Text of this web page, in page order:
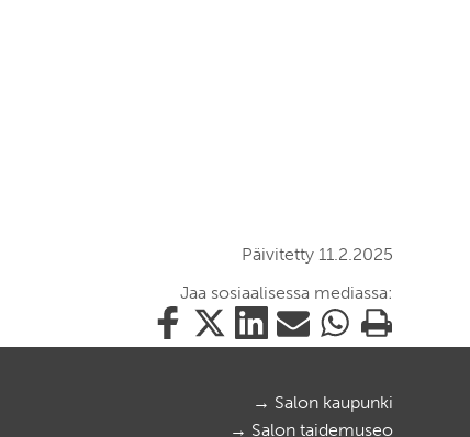
Päivitetty 11.2.2025
Jaa sosiaalisessa mediassa:
Jaa
tämä
Jaa
tämä
Jaa
tämä
Jaa
tämä
Jaa
tämä
Tulosta
tämä
→ Salon kaupunki
→ Salon taidemuseo